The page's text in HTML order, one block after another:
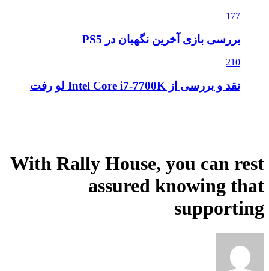
177
بررسی بازی آخرین نگهبان در PS5
210
نقد و بررسی از Intel Core i7-7700K لو رفت
With Rally House, you can rest
assured knowing that
supporting